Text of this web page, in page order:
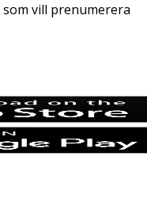
vill prenumerera